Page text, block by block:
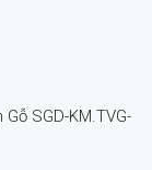
SGD-KM.TVG-